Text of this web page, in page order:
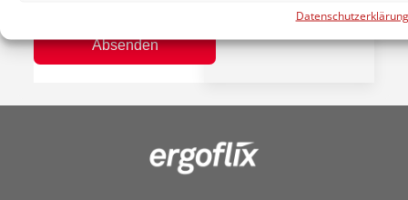
Datenschutzerklärung
Absenden